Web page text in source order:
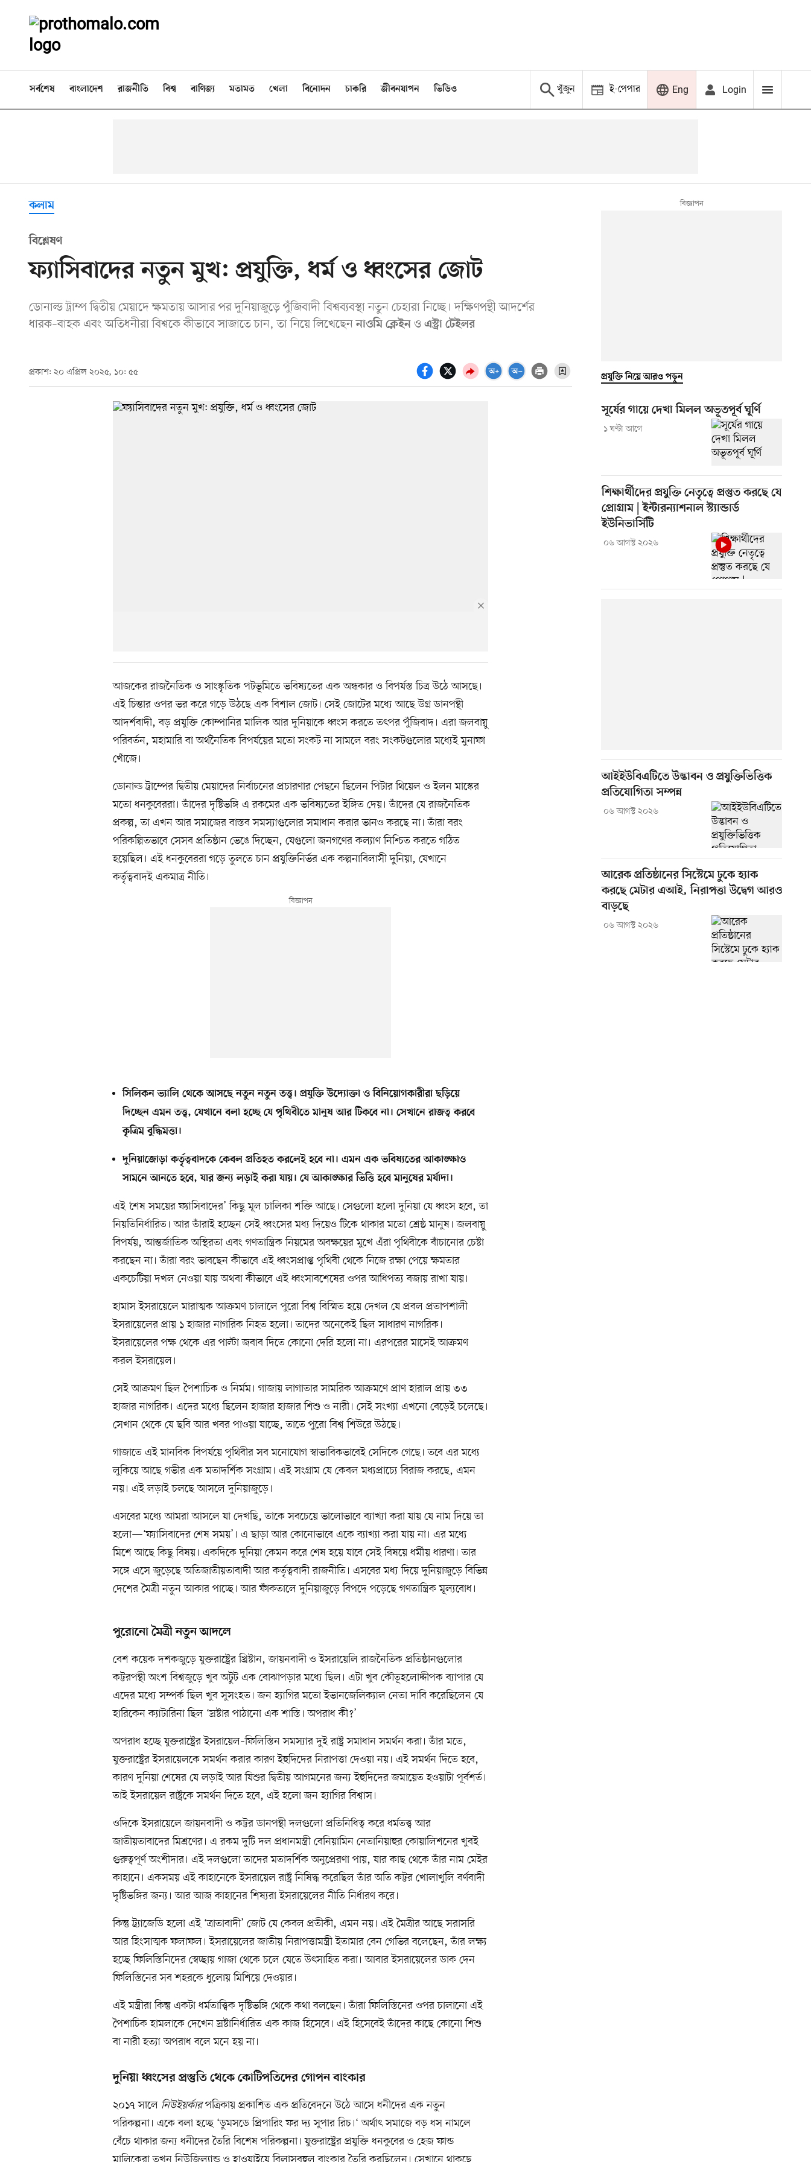
সর্বশেষ বাংলাদেশ রাজনীতি বিশ্ব বাণিজ্য মতামত খেলা বিনোদন চাকরি জীবনযাপন ভিডিও খুঁজুন ই-পেপার Eng Login
কলাম
বিশ্লেষণ
ফ্যাসিবাদের নতুন মুখ: প্রযুক্তি, ধর্ম ও ধ্বংসের জোট
ডোনাল্ড ট্রাম্প দ্বিতীয় মেয়াদে ক্ষমতায় আসার পর দুনিয়াজুড়ে পুঁজিবাদী বিশ্বব্যবস্থা নতুন চেহারা নিচ্ছে। দক্ষিণপন্থী আদর্শের
ধারক–বাহক এবং অতিধনীরা বিশ্বকে কীভাবে সাজাতে চান, তা নিয়ে লিখেছেননাওমি ক্লেইন ও এস্ট্রা টেইলর
প্রকাশ: ২০ এপ্রিল ২০২৫, ১০: ৫৫
আজকের রাজনৈতিক ও সাংস্কৃতিক পটভূমিতে ভবিষ্যতের এক অন্ধকার ও বিপর্যস্ত চিত্র উঠে আসছে।
এই চিন্তার ওপর ভর করে গড়ে উঠছে এক বিশাল জোট। সেই জোটের মধ্যে আছে উগ্র ডানপন্থী
আদর্শবাদী, বড় প্রযুক্তি কোম্পানির মালিক আর দুনিয়াকে ধ্বংস করতে তৎপর পুঁজিবাদ। এরা জলবায়ু
পরিবর্তন, মহামারি বা অর্থনৈতিক বিপর্যয়ের মতো সংকট না সামলে বরং সংকটগুলোর মধ্যেই মুনাফা
খোঁজে।
ডোনাল্ড ট্রাম্পের দ্বিতীয় মেয়াদের নির্বাচনের প্রচারণার পেছনে ছিলেন পিটার থিয়েল ও ইলন মাস্কের
মতো ধনকুবেররা। তাঁদের দৃষ্টিভঙ্গি এ রকমের এক ভবিষ্যতের ইঙ্গিত দেয়। তাঁদের যে রাজনৈতিক
প্রকল্প, তা এখন আর সমাজের বাস্তব সমস্যাগুলোর সমাধান করার ভানও করছে না। তাঁরা বরং
পরিকল্পিতভাবে সেসব প্রতিষ্ঠান ভেঙে দিচ্ছেন, যেগুলো জনগণের কল্যাণ নিশ্চিত করতে গঠিত
হয়েছিল। এই ধনকুবেররা গড়ে তুলতে চান প্রযুক্তিনির্ভর এক কল্পনাবিলাসী দুনিয়া, যেখানে
কর্তৃত্ববাদই একমাত্র নীতি।
সিলিকন ভ্যালি থেকে আসছে নতুন নতুন তত্ত্ব। প্রযুক্তি উদ্যোক্তা ও বিনিয়োগকারীরা ছড়িয়ে
দিচ্ছেন এমন তত্ত্ব, যেখানে বলা হচ্ছে যে পৃথিবীতে মানুষ আর টিকবে না। সেখানে রাজত্ব করবে
কৃত্রিম বুদ্ধিমত্তা।
দুনিয়াজোড়া কর্তৃত্ববাদকে কেবল প্রতিহত করলেই হবে না। এমন এক ভবিষ্যতের আকাঙ্ক্ষাও
সামনে আনতে হবে, যার জন্য লড়াই করা যায়। যে আকাঙ্ক্ষার ভিত্তি হবে মানুষের মর্যাদা।
এই ‘শেষ সময়ের ফ্যাসিবাদের’ কিছু মূল চালিকা শক্তি আছে। সেগুলো হলো দুনিয়া যে ধ্বংস হবে, তা
নিয়তিনির্ধারিত। আর তাঁরাই হচ্ছেন সেই ধ্বংসের মধ্য দিয়েও টিকে থাকার মতো শ্রেষ্ঠ মানুষ। জলবায়ু
বিপর্যয়, আন্তর্জাতিক অস্থিরতা এবং গণতান্ত্রিক নিয়মের অবক্ষয়ের মুখে এঁরা পৃথিবীকে বাঁচানোর চেষ্টা
করছেন না। তাঁরা বরং ভাবছেন কীভাবে এই ধ্বংসপ্রাপ্ত পৃথিবী থেকে নিজে রক্ষা পেয়ে ক্ষমতার
একচেটিয়া দখল নেওয়া যায় অথবা কীভাবে এই ধ্বংসাবশেষের ওপর আধিপত্য বজায় রাখা যায়।
হামাস ইসরায়েলে মারাত্মক আক্রমণ চালালে পুরো বিশ্ব বিস্মিত হয়ে দেখল যে প্রবল প্রতাপশালী
ইসরায়েলের প্রায় ১ হাজার নাগরিক নিহত হলো। তাদের অনেকেই ছিল সাধারণ নাগরিক।
ইসরায়েলের পক্ষ থেকে এর পাল্টা জবাব দিতে কোনো দেরি হলো না। এরপরের মাসেই আক্রমণ
করল ইসরায়েল।
সেই আক্রমণ ছিল পৈশাচিক ও নির্মম। গাজায় লাগাতার সামরিক আক্রমণে প্রাণ হারাল প্রায় ৩৩
হাজার নাগরিক। এদের মধ্যে ছিলেন হাজার হাজার শিশু ও নারী। সেই সংখ্যা এখনো বেড়েই চলেছে।
সেখান থেকে যে ছবি আর খবর পাওয়া যাচ্ছে, তাতে পুরো বিশ্ব শিউরে উঠছে।
গাজাতে এই মানবিক বিপর্যয়ে পৃথিবীর সব মনোযোগ স্বাভাবিকভাবেই সেদিকে গেছে। তবে এর মধ্যে
লুকিয়ে আছে গভীর এক মতাদর্শিক সংগ্রাম। এই সংগ্রাম যে কেবল মধ্যপ্রাচ্যে বিরাজ করছে, এমন
নয়। এই লড়াই চলছে আসলে দুনিয়াজুড়ে।
এসবের মধ্যে আমরা আসলে যা দেখছি, তাকে সবচেয়ে ভালোভাবে ব্যাখ্যা করা যায় যে নাম দিয়ে তা
হলো—‘ফ্যাসিবাদের শেষ সময়’। এ ছাড়া আর কোনোভাবে একে ব্যাখ্যা করা যায় না। এর মধ্যে
মিশে আছে কিছু বিষয়। একদিকে দুনিয়া কেমন করে শেষ হয়ে যাবে সেই বিষয়ে ধর্মীয় ধারণা। তার
সঙ্গে এসে জুড়েছে অতিজাতীয়তাবাদী আর কর্তৃত্ববাদী রাজনীতি। এসবের মধ্য দিয়ে দুনিয়াজুড়ে বিভিন্ন
দেশের মৈত্রী নতুন আকার পাচ্ছে। আর ফাঁকতালে দুনিয়াজুড়ে বিপদে পড়েছে গণতান্ত্রিক মূল্যবোধ।
পুরোনো মৈত্রী নতুন আদলে
বেশ কয়েক দশকজুড়ে যুক্তরাষ্ট্রের খ্রিষ্টান, জায়নবাদী ও ইসরায়েলি রাজনৈতিক প্রতিষ্ঠানগুলোর
কট্টরপন্থী অংশ বিশ্বজুড়ে খুব অটুট এক বোঝাপড়ার মধ্যে ছিল। এটা খুব কৌতূহলোদ্দীপক ব্যাপার যে
এদের মধ্যে সম্পর্ক ছিল খুব সুসংহত। জন হ্যাগির মতো ইভানজেলিক্যাল নেতা দাবি করেছিলেন যে
হারিকেন ক্যাটারিনা ছিল ‘স্রষ্টার পাঠানো এক শাস্তি। অপরাধ কী?’
অপরাধ হচ্ছে যুক্তরাষ্ট্রের ইসরায়েল–ফিলিস্তিন সমস্যার দুই রাষ্ট্র সমাধান সমর্থন করা। তাঁর মতে,
যুক্তরাষ্ট্রের ইসরায়েলকে সমর্থন করার কারণ ইহুদিদের নিরাপত্তা দেওয়া নয়। এই সমর্থন দিতে হবে,
কারণ দুনিয়া শেষের যে লড়াই আর যিশুর দ্বিতীয় আগমনের জন্য ইহুদিদের জমায়েত হওয়াটা পূর্বশর্ত।
তাই ইসরায়েল রাষ্ট্রকে সমর্থন দিতে হবে, এই হলো জন হ্যাগির বিশ্বাস।
ওদিকে ইসরায়েলে জায়নবাদী ও কট্টর ডানপন্থী দলগুলো প্রতিনিধিত্ব করে ধর্মতত্ত্ব আর
জাতীয়তাবাদের মিশ্রণের। এ রকম দুটি দল প্রধানমন্ত্রী বেনিয়ামিন নেতানিয়াহুর কোয়ালিশনের খুবই
গুরুত্বপূর্ণ অংশীদার। এই দলগুলো তাদের মতাদর্শিক অনুপ্রেরণা পায়, যার কাছ থেকে তাঁর নাম মেইর
কাহানে। একসময় এই কাহানেকে ইসরায়েল রাষ্ট্র নিষিদ্ধ করেছিল তাঁর অতি কট্টর খোলাখুলি বর্ণবাদী
দৃষ্টিভঙ্গির জন্য। আর আজ কাহানের শিষ্যরা ইসরায়েলের নীতি নির্ধারণ করে।
কিন্তু ট্র্যাজেডি হলো এই ‘ত্রাতাবাদী’ জোট যে কেবল প্রতীকী, এমন নয়। এই মৈত্রীর আছে সরাসরি
আর হিংসাত্মক ফলাফল। ইসরায়েলের জাতীয় নিরাপত্তামন্ত্রী ইতামার বেন গেভির বলেছেন, তাঁর লক্ষ্য
হচ্ছে ফিলিস্তিনিদের স্বেচ্ছায় গাজা থেকে চলে যেতে উৎসাহিত করা। আবার ইসরায়েলের ডাক দেন
ফিলিস্তিনের সব শহরকে ধুলোয় মিশিয়ে দেওয়ার।
এই মন্ত্রীরা কিন্তু একটা ধর্মতাত্ত্বিক দৃষ্টিভঙ্গি থেকে কথা বলছেন। তাঁরা ফিলিস্তিনের ওপর চালানো এই
পৈশাচিক হামলাকে দেখেন স্রষ্টানির্ধারিত এক কাজ হিসেবে। এই হিসেবেই তাঁদের কাছে কোনো শিশু
বা নারী হত্যা অপরাধ বলে মনে হয় না।
দুনিয়া ধ্বংসের প্রস্তুতি থেকে কোটিপতিদের গোপন বাংকার
২০১৭ সালে নিউইয়র্কারপত্রিকায় প্রকাশিত এক প্রতিবেদনে উঠে আসে ধনীদের এক নতুন
পরিকল্পনা। একে বলা হচ্ছে ‘ডুমসডে প্রিপারিং ফর দ্য সুপার রিচ।‘ অর্থাৎ সমাজে বড় ধস নামলে
বেঁচে থাকার জন্য ধনীদের তৈরি বিশেষ পরিকল্পনা। যুক্তরাষ্ট্রের প্রযুক্তি ধনকুবের ও হেজ ফান্ড
প্রযুক্তি নিয়ে আরও পড়ুন
সূর্যের গায়ে দেখা মিলল অভূতপূর্ব ঘূর্ণি
১ ঘণ্টা আগে
শিক্ষার্থীদের প্রযুক্তি নেতৃত্বে প্রস্তুত করছে যে
প্রোগ্রাম | ইন্টারন্যাশনাল স্ট্যান্ডার্ড
ইউনিভার্সিটি
০৬ আগস্ট ২০২৬
আইইউবিএটিতে উদ্ভাবন ও প্রযুক্তিভিত্তিক
প্রতিযোগিতা সম্পন্ন
০৬ আগস্ট ২০২৬
আরেক প্রতিষ্ঠানের সিস্টেমে ঢুকে হ্যাক
করছে মেটার এআই, নিরাপত্তা উদ্বেগ আরও
বাড়ছে
০৬ আগস্ট ২০২৬